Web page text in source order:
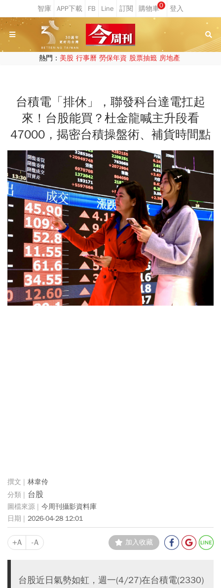
0
熱門： 美股 行事曆 勞保年資 股票抽籤 房地產
台積電「排休」，聯發科台達電扛起
來！台股能買？杜金龍喊主升段看
47000，揭密台積操盤術、補貨時間點
林韋伶
台股
今周刊攝影資料庫
2026-04-28 12:01
+A -A 加入收藏
台股近日氣勢如虹，週一(4/27)在台積電(2330)